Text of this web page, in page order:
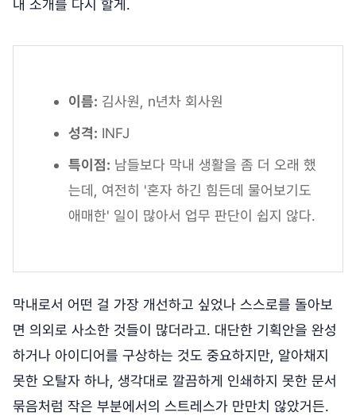
내 소개를 다시 할게.
이름: 김사원, n년차 회사원
성격: INFJ
특이점: 남들보다 막내 생활을 좀 더 오래 했
는데, 여전히 '혼자 하긴 힘든데 물어보기도
애매한' 일이 많아서 업무 판단이 쉽지 않다.
막내로서 어떤 걸 가장 개선하고 싶었나 스스로를 돌아보
면 의외로 사소한 것들이 많더라고. 대단한 기획안을 완성
하거나 아이디어를 구상하는 것도 중요하지만, 알아채지
못한 오탈자 하나, 생각대로 깔끔하게 인쇄하지 못한 문서
묶음처럼 작은 부분에서의 스트레스가 만만치 않았거든.